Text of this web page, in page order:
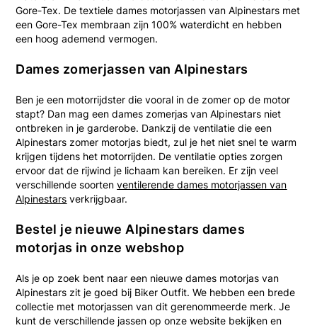
Gore-Tex. De textiele dames motorjassen van Alpinestars met
een Gore-Tex membraan zijn 100% waterdicht en hebben
een hoog ademend vermogen.
Dames zomerjassen van Alpinestars
Ben je een motorrijdster die vooral in de zomer op de motor
stapt? Dan mag een dames zomerjas van Alpinestars niet
ontbreken in je garderobe. Dankzij de ventilatie die een
Alpinestars zomer motorjas biedt, zul je het niet snel te warm
krijgen tijdens het motorrijden. De ventilatie opties zorgen
ervoor dat de rijwind je lichaam kan bereiken. Er zijn veel
verschillende soortenventilerende dames motorjassen van
Alpinestars verkrijgbaar.
Bestel je nieuwe Alpinestars dames
motorjas in onze webshop
Als je op zoek bent naar een nieuwe dames motorjas van
Alpinestars zit je goed bij Biker Outfit. We hebben een brede
collectie met motorjassen van dit gerenommeerde merk. Je
kunt de verschillende jassen op onze website bekijken en